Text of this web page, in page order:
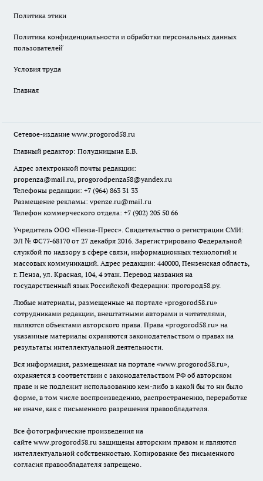
Политика этики
Политика конфиденциальности и обработки персональных данных
пользователей̆
Условия труда
Главная
Сетевое-издание www.progorod58.ru
Главный редактор: Полудницына Е.В.
Адрес электронной почты редакции:
propenza@mail.ru, progorodpenza58@yandex.ru
Телефоны редакции: +7 (964) 863 31 33
Размещение рекламы: vpenze.ru@mail.ru
Телефон коммерческого отдела: +7 (902) 205 50 66
Учредитель ООО «Пенза-Пресс». Свидетельство о регистрации СМИ:
ЭЛ № ФС77-68170 от 27 декабря 2016. Зарегистрировано Федеральной
службой по надзору в сфере связи, информационных технологий и
массовых коммуникаций. Адрес редакции: 440000, Пензенская область,
г. Пенза, ул. Красная, 104, 4 этаж. Перевод названия на
государственный язык Российской Федерации: прогород58.ру.
Любые материалы, размещенные на портале «progorod58.ru»
сотрудниками редакции, внештатными авторами и читателями,
являются объектами авторского права. Права «progorod58.ru» на
указанные материалы охраняются законодательством о правах на
результаты интеллектуальной деятельности.
Вся информация, размещенная на портале «www.progorod58.ru»,
охраняется в соответствии с законодательством РФ об авторском
праве и не подлежит использованию кем-либо в какой бы то ни было
форме, в том числе воспроизведению, распространению, переработке
не иначе, как с письменного разрешения правообладателя.
Все фотографические произведения на
сайте www.progorod58.ru защищены авторским правом и являются
интеллектуальной собственностью. Копирование без письменного
согласия правообладателя запрещено.